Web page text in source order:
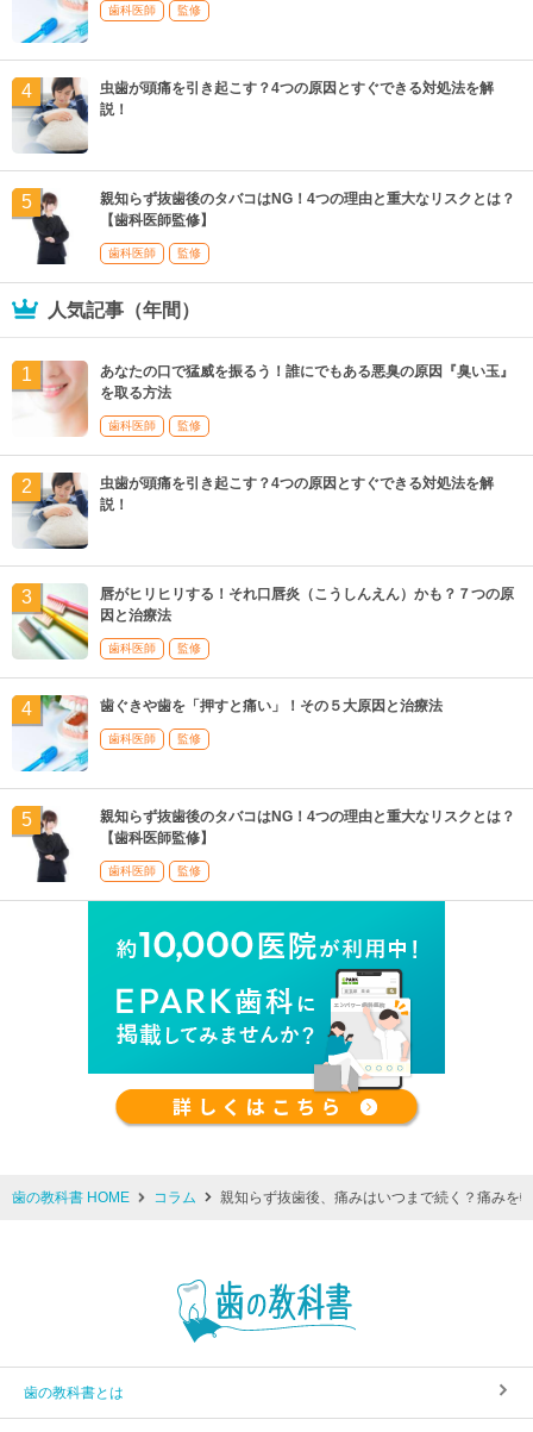
歯科医師 監修
虫歯が頭痛を引き起こす？4つの原因とすぐできる対処法を解
説！
親知らず抜歯後のタバコはNG！4つの理由と重大なリスクとは？
【歯科医師監修】
歯科医師 監修
人気記事（年間）
あなたの口で猛威を振るう！誰にでもある悪臭の原因『臭い玉』
を取る方法
歯科医師 監修
虫歯が頭痛を引き起こす？4つの原因とすぐできる対処法を解
説！
唇がヒリヒリする！それ口唇炎（こうしんえん）かも？７つの原
因と治療法
歯科医師 監修
歯ぐきや歯を「押すと痛い」！その５大原因と治療法
歯科医師 監修
親知らず抜歯後のタバコはNG！4つの理由と重大なリスクとは？
【歯科医師監修】
歯科医師 監修
歯の教科書 HOME コラム 親知らず抜歯後、痛みはいつまで続く？痛みを
歯の教科書とは